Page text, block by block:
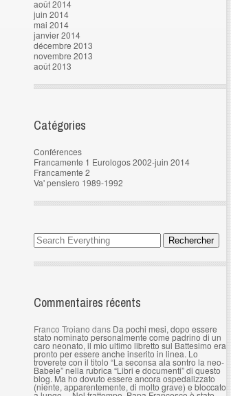
août 2014
juin 2014
mai 2014
janvier 2014
décembre 2013
novembre 2013
août 2013
Catégories
Conférences
Francamente 1 Eurologos 2002-juin 2014
Francamente 2
Va' pensiero 1989-1992
Commentaires récents
Franco Troiano dans Da pochi mesi, dopo essere
stato nominato personalmente come padrino di un
caro neonato, il mio ultimo libretto sul Battesimo era
pronto per essere anche inserito in linea. Lo
troverete con il titolo “La seconsa ala sontro la neo-
Babele” nella rubrica “Libri e documenti” di questo
blog. Ma ho dovuto essere ancora ospedalizzato
(niente, apparentemente, di molto grave) e bloccato